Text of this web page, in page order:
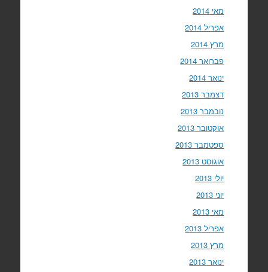
מאי 2014
אפריל 2014
מרץ 2014
פברואר 2014
ינואר 2014
דצמבר 2013
נובמבר 2013
אוקטובר 2013
ספטמבר 2013
אוגוסט 2013
יולי 2013
יוני 2013
מאי 2013
אפריל 2013
מרץ 2013
ינואר 2013